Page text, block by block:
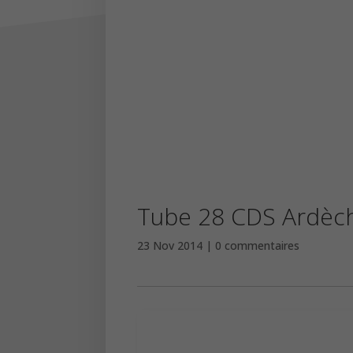
Tube 28 CDS
23 Nov 2014 0 commentaires